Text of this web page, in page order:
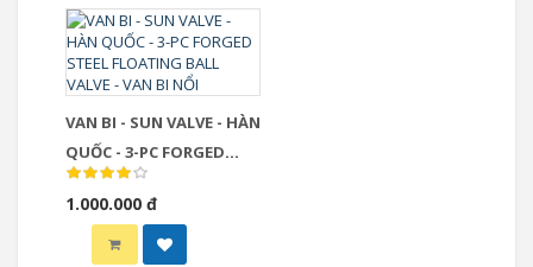
VAN BI - SUN VALVE - HÀN
QUỐC - 3-PC FORGED
STEEL FLOATING BALL
VALVE - VAN BI NỔI
1.000.000 đ